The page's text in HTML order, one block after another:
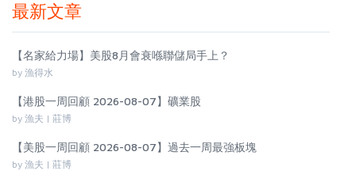
最新文章
【名家給力場】美股8月會衰喺聯儲局手上？
by 漁得水
【港股一周回顧 2026-08-07】礦業股
by 漁夫 | 莊博
【美股一周回顧 2026-08-07】過去一周最強板塊
by 漁夫 | 莊博